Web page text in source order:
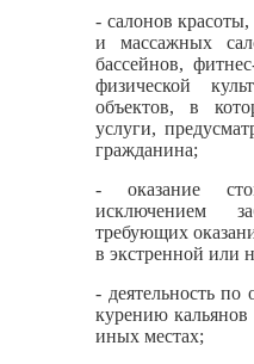
- салонов
и массажных
бассейнов,
физической
объектов, в
услуги,
гражданина;
- оказание
исключением
требующих
в экстренной или
- деятельность
курению кальянов
иных местах;